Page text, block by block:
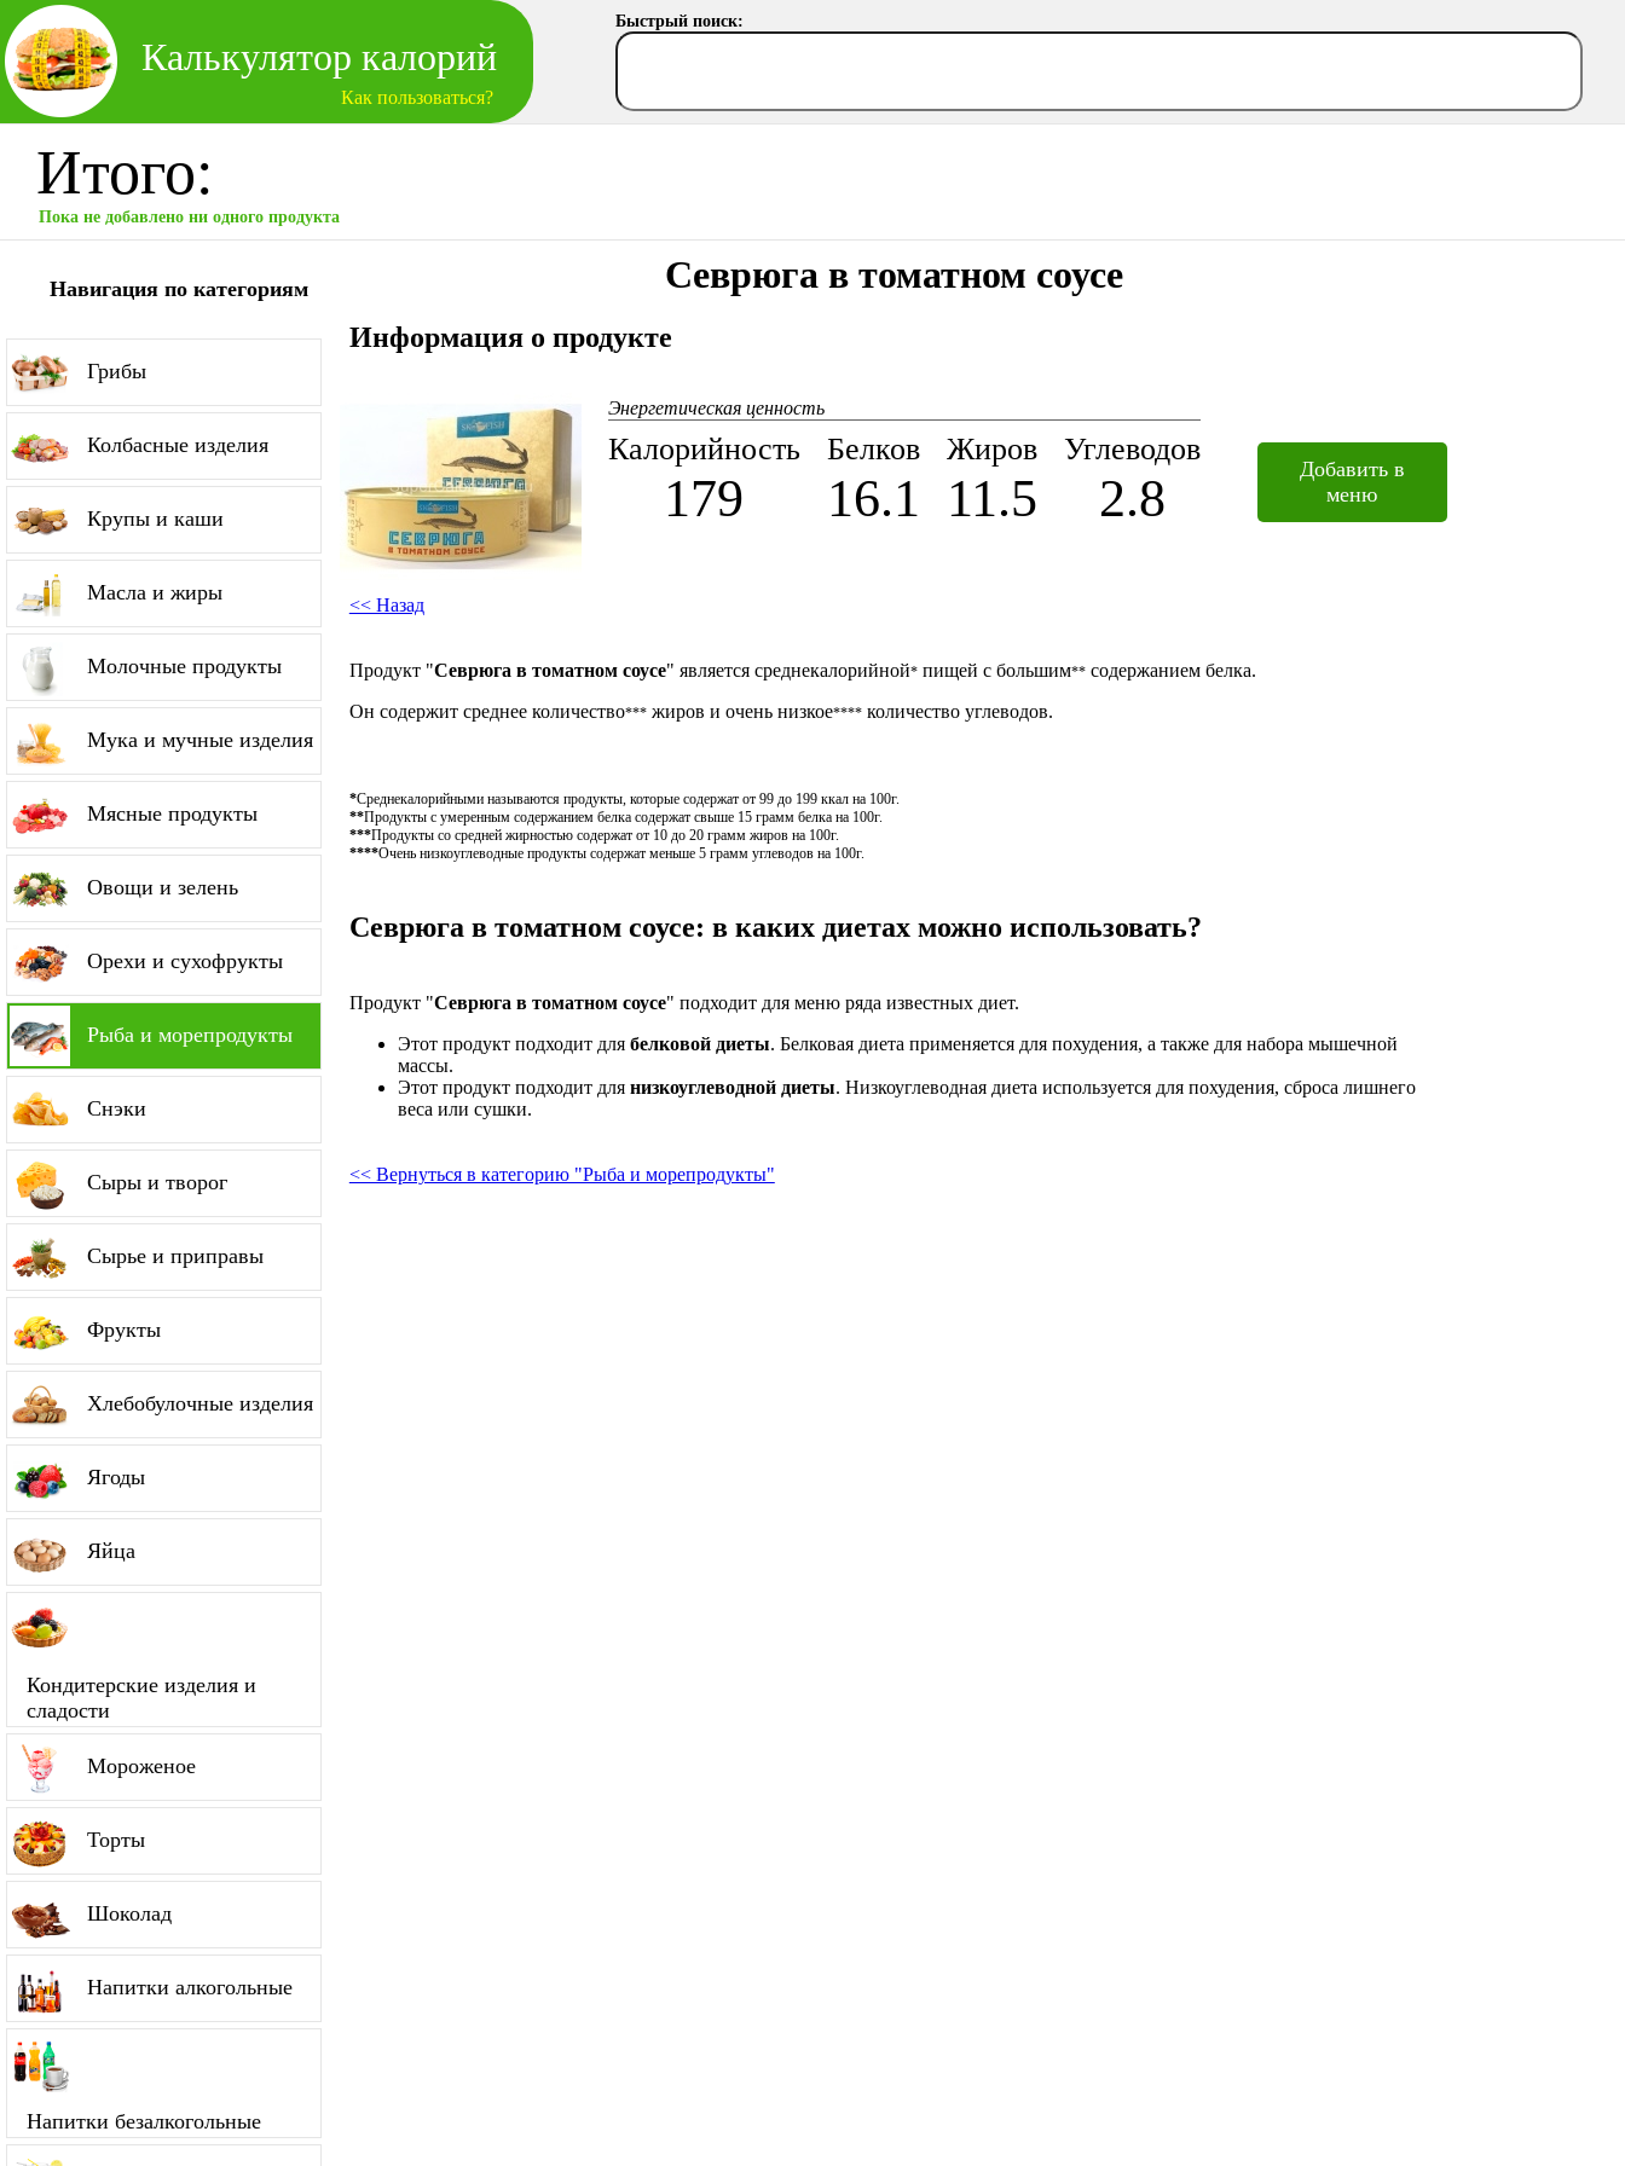
Калькулятор калорий
Как пользоваться?
Быстрый поиск:
Итого:
Пока не добавлено ни одного продукта
Навигация по категориям
Грибы
Колбасные изделия
Крупы и каши
Масла и жиры
Молочные продукты
Мука и мучные изделия
Мясные продукты
Овощи и зелень
Орехи и сухофрукты
Рыба и морепродукты
Снэки
Сыры и творог
Сырье и приправы
Фрукты
Хлебобулочные изделия
Ягоды
Яйца
Кондитерские изделия и
сладости
Мороженое
Торты
Шоколад
Напитки алкогольные
Напитки безалкогольные
Севрюга в томатном соусе
Информация о продукте
Калорийность
Энергетическая ценность
179
Белков
16.1
Жиров
11.5
Углеводов
2.8
Добавить в
меню
<< Назад
Продукт "Севрюга в томатном соусе" является среднекалорийной*пищей с большим**содержанием белка.
Он содержит среднее количество***жиров и очень низкое****количество углеводов.
*Среднекалорийными называются продукты, которые содержат от 99 до 199 ккал на 100г.
**Продукты с умеренным содержанием белка содержат свыше 15 грамм белка на 100г.
***Продукты со средней жирностью содержат от 10 до 20 грамм жиров на 100г.
****Очень низкоуглеводные продукты содержат меньше 5 грамм углеводов на 100г.
Севрюга в томатном соусе: в каких диетах можно использовать?
Продукт "Севрюга в томатном соусе" подходит для меню ряда известных диет.
Этот продукт подходит для белковой диеты. Белковая диета применяется для похудения, а также для набора мышечной
массы.
Этот продукт подходит для низкоуглеводной диеты. Низкоуглеводная диета используется для похудения, сброса лишнего
веса или сушки.
<< Вернуться в категорию "Рыба и морепродукты"